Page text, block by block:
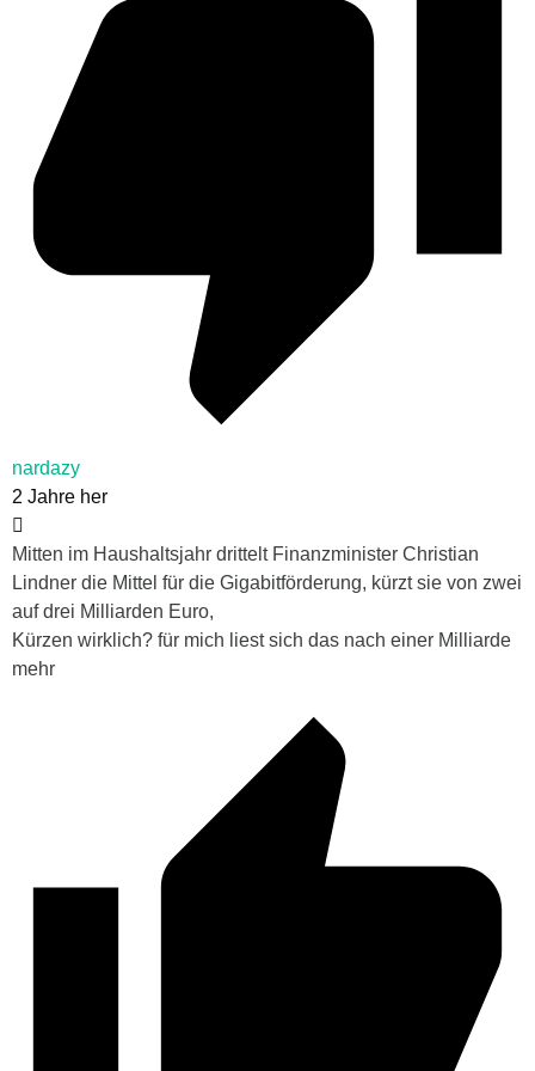
nardazy
2 Jahre her
Mitten im Haushaltsjahr drittelt Finanzminister Christian
Lindner die Mittel für die Gigabitförderung, kürzt sie von zwei
auf drei Milliarden Euro,
Kürzen wirklich? für mich liest sich das nach einer Milliarde
mehr